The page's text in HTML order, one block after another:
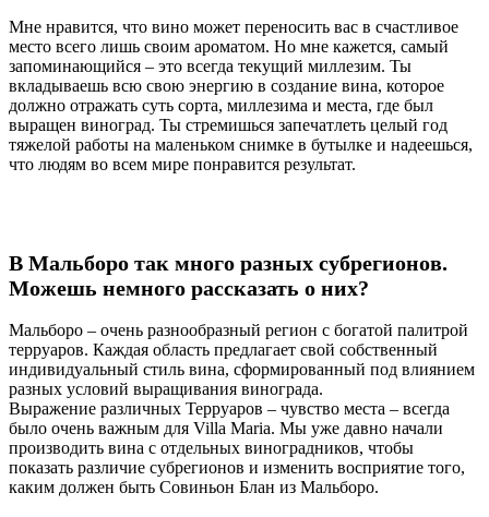
Мне нравится, что вино может переносить вас в счастливое
место всего лишь своим ароматом. Но мне кажется, самый
запоминающийся – это всегда текущий миллезим. Ты
вкладываешь всю свою энергию в создание вина, которое
должно отражать суть сорта, миллезима и места, где был
выращен виноград. Ты стремишься запечатлеть целый год
тяжелой работы на маленьком снимке в бутылке и надеешься,
что людям во всем мире понравится результат.
В Мальборо так много разных субрегионов.
Можешь немного рассказать о них?
Мальборо – очень разнообразный регион с богатой палитрой
терруаров. Каждая область предлагает свой собственный
индивидуальный стиль вина, сформированный под влиянием
разных условий выращивания винограда.
Выражение различных Терруаров – чувство места – всегда
было очень важным для Villa Maria. Мы уже давно начали
производить вина с отдельных виноградников, чтобы
показать различие субрегионов и изменить восприятие того,
каким должен быть Совиньон Блан из Мальборо.